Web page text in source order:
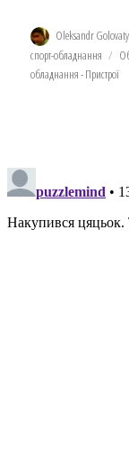
Автор
Oleksandr
спорт-обладнання
обладнання - Пристрої